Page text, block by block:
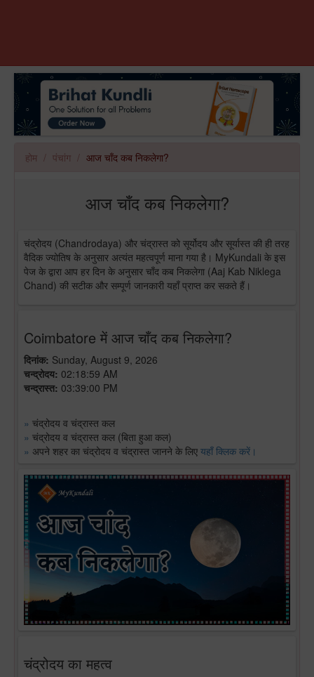
होम पंचांग आज चाँद कब निकलेगा?
आज चाँद कब निकलेगा?
चंद्रोदय (Chandrodaya) और चंद्रास्त को सूर्योदय और सूर्यास्त की ही तरह
वैदिक ज्योतिष के अनुसार अत्यंत महत्वपूर्ण माना गया है। MyKundali के इस
पेज के द्वारा आप हर दिन के अनुसार चाँद कब निकलेगा (Aaj Kab Niklega
Chand) की सटीक और सम्पूर्ण जानकारी यहाँ प्राप्त कर सकते हैं।
Coimbatore में आज चाँद कब निकलेगा?
दिनांक: Sunday, August 9, 2026
चन्द्रोदय: 02:18:59 AM
चन्द्रास्त: 03:39:00 PM
» चंद्रोदय व चंद्रास्त कल
» चंद्रोदय व चंद्रास्त कल (बिता हुआ कल)
» अपने शहर का चंद्रोदय व चंद्रास्त जानने के लिए यहाँ क्लिक करें।
चंद्रोदय का महत्व